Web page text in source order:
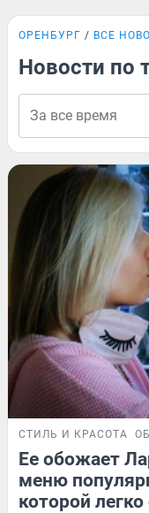
ОРЕНБУРГ ВСЕ
Новости по
СТИЛЬ И КРАСОТА
Ее обожает
меню
которой